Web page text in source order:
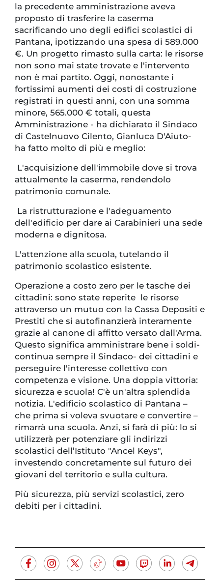
la precedente amministrazione aveva
proposto di trasferire la caserma
sacrificando uno degli edifici scolastici di
Pantana, ipotizzando una spesa di 589.000
€. Un progetto rimasto sulla carta: le risorse
non sono mai state trovate e l'intervento
non è mai partito. ​Oggi, nonostante i
fortissimi aumenti dei costi di costruzione
registrati in questi anni, con una somma
minore, 565.000 € totali, questa
Amministrazione - ha dichiarato il Sindaco
di Castelnuovo Cilento, Gianluca D'Aiuto-
ha fatto molto di più e meglio:
L'acquisizione dell'immobile dove si trova
attualmente la caserma, rendendolo
patrimonio comunale.
​La ristrutturazione e l'adeguamento
dell'edificio per dare ai Carabinieri una sede
moderna e dignitosa.
L'attenzione alla scuola, tutelando il
patrimonio scolastico esistente.
​Operazione a costo zero per le tasche dei
cittadini: sono state reperite le risorse
attraverso un mutuo con la Cassa Depositi e
Prestiti che si autofinanzierà interamente
grazie al canone di affitto versato dall'Arma.
Questo significa amministrare bene i soldi-
continua sempre il Sindaco- dei cittadini e
perseguire l'interesse collettivo con
competenza e visione. Una doppia vittoria:
sicurezza e scuola! ​C'è un'altra splendida
notizia. L'edificio scolastico di Pantana –
che prima si voleva svuotare e convertire –
rimarrà una scuola. Anzi, si farà di più: lo si
utilizzerà per potenziare gli indirizzi
scolastici dell’Istituto "Ancel Keys",
investendo concretamente sul futuro dei
giovani del territorio e sulla cultura.
Più sicurezza, più servizi scolastici, zero
debiti per i cittadini.